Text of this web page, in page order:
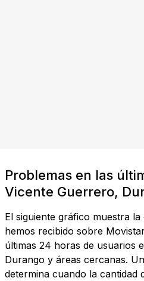
Problemas en las
Vicente Guerrero,
El siguiente gráfico muestra
hemos recibido sobre
últimas 24 horas de usuarios
Durango y áreas cercanas.
determina cuando la cantidad